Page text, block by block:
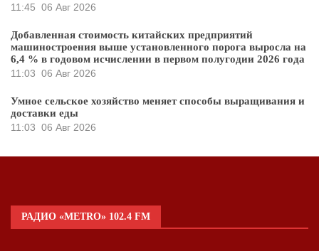
11:45 06 Авг 2026
Добавленная стоимость китайских предприятий
машиностроения выше установленного порога выросла на
6,4 % в годовом исчислении в первом полугодии 2026 года
11:03 06 Авг 2026
Умное сельское хозяйство меняет способы выращивания и
доставки еды
11:03 06 Авг 2026
РАДИО «METRO» 102.4 FM